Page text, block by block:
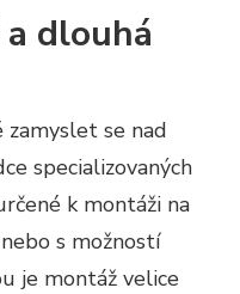
dlouhá
se nad
specializovaných
k montáži na
s možností
je montáž velice